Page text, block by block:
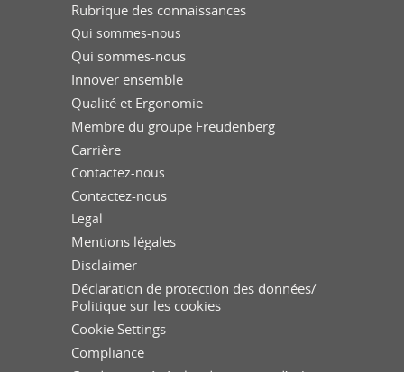
Rubrique des connaissances
Qui sommes-nous
Qui sommes-nous
Innover ensemble
Qualité et Ergonomie
Membre du groupe Freudenberg
Carrière
Contactez-nous
Contactez-nous
Legal
Mentions légales
Disclaimer
Déclaration de protection des données/
Politique sur les cookies
Cookie Settings
Compliance